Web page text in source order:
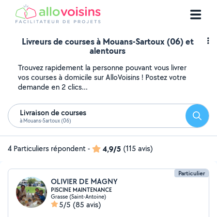
Livreurs de courses à Mouans-Sartoux (06) et
alentours
Trouvez rapidement la personne pouvant vous livrer
vos courses à domicile sur AlloVoisins ! Postez votre
demande en 2 clics...
Livraison de courses
à Mouans-Sartoux (06)
4 Particuliers répondent- 4,9/5 (115 avis)
Particulier
OLIVIER DE MAGNY
PISCINE MAINTENANCE
Grasse (Saint-Antoine)
5/5 (85 avis)